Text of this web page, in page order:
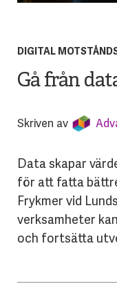
DIGITAL
Gå från
Skriven av
Data skapar
för att fatta
Frykmer vid
verksamheter
och fortsätta